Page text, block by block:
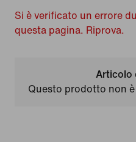
Si è verificato un errore
questa pagina. Riprova.
Articolo
Questo prodotto non